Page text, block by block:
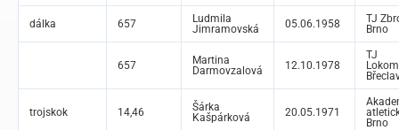
dálka 657
Ludmila
Jimramovská
05.06.1958
TJ
Brno
657
Martina
Darmovzalová
12.10.1978
TJ
trojskok 14,46
Šárka
Kašpárková
20.05.1971
Brno